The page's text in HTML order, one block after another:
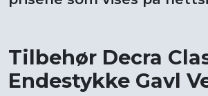
Tilbehør Decra
Endestykke Gavl